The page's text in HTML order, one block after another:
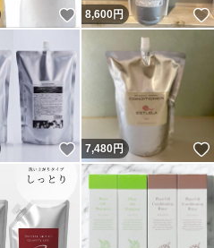
いいね！
8,600円
いいね！
7,480円